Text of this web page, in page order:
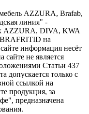
AZZURA, Brafab,
линия" -
AZZURA, DIVA, KWA
на
информация несёт
не является
Статьи 437
допускается только с
ссылкой на
продукция, за
предназначена